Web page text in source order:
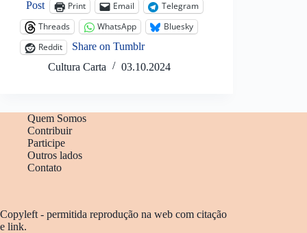
Post Print Email
Telegram
Threads
WhatsApp
Bluesky
Reddit
Share on Tumblr
Cultura Carta
03.10.2024
Quem Somos
Contribuir
Participe
Outros lados
Contato
Copyleft - permitida reprodução na web com citação
e link.